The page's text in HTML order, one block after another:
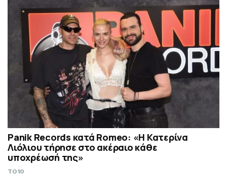
Panik Records κατά Romeo: «Η Κατερίνα
Λιόλιου τήρησε στο ακέραιο κάθε
υποχρέωσή της»
TO10